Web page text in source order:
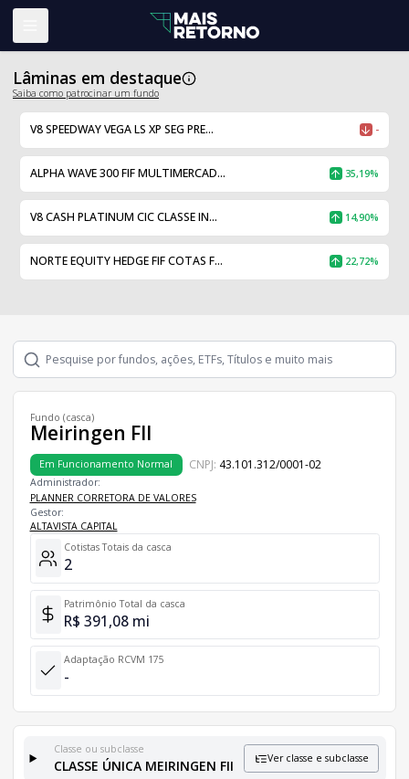
Lâminas em destaque
Saiba como patrocinar um fundo
V8 SPEEDWAY VEGA LS XP SEG PRE... -
ALPHA WAVE 300 FIF MULTIMERCAD... 35,19%
V8 CASH PLATINUM CIC CLASSE IN... 14,90%
NORTE EQUITY HEDGE FIF COTAS F... 22,72%
Fundo (casca)
Meiringen FII
Em Funcionamento Normal CNPJ: 43.101.312/0001-02
Administrador:
PLANNER CORRETORA DE VALORES
Gestor:
ALTAVISTA CAPITAL
Cotistas Totais da casca
2
Patrimônio Total da casca
R$ 391,08 mi
Adaptação RCVM 175
-
Classe ou subclasse
CLASSE ÚNICA MEIRINGEN FII Ver classe e subclasse